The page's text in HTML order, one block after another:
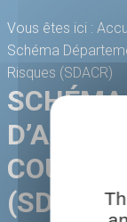
Vous êtes ici :
Schéma
Risques (SDACR)
(SDACR)